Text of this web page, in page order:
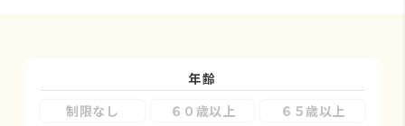
年齢
制限なし
６０歳以上 ６５歳以上